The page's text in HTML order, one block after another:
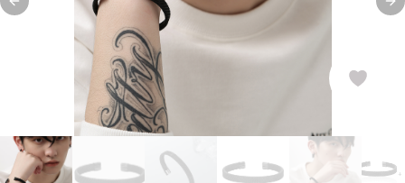
Previous slide